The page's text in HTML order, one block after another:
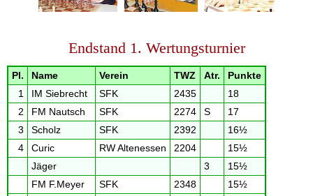
Endstand 1. Wertungsturnier
Pl. Name Verein TWZ Atr.
Punkte
1
IM Siebrecht SFK 2435
18
2
FM Nautsch SFK 2274 S
17
3
Scholz SFK 2392
16½
4
Curic RW Altenessen 2204
15½
Jäger
3
15½
FM F.Meyer
SFK 2348
15½